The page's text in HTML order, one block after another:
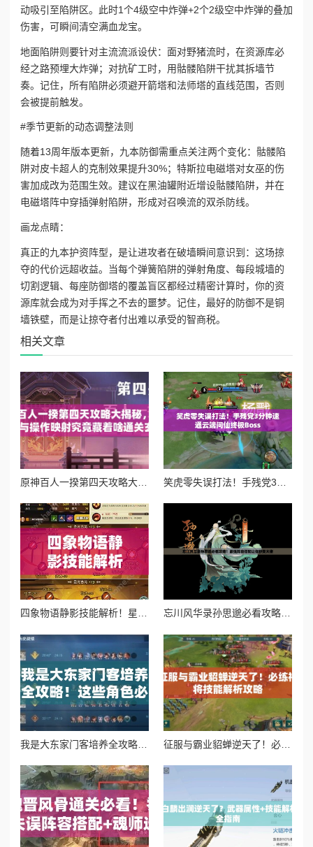
动吸引至陷阱区。此时1个4级空中炸弹+2个2级空中炸弹的叠加
伤害，可瞬间清空满血龙宝。
地面陷阱则要针对主流流派设伏：面对野猪流时，在资源库必
经之路预埋大炸弹；对抗矿工时，用骷髅陷阱干扰其拆墙节
奏。记住，所有陷阱必须避开箭塔和法师塔的直线范围，否则
会被提前触发。
#季节更新的动态调整法则
随着13周年版本更新，九本防御需重点关注两个变化：骷髅陷
阱对皮卡超人的克制效果提升30%；特斯拉电磁塔对女巫的伤
害加成改为范围生效。建议在黑油罐附近增设骷髅陷阱，并在
电磁塔阵中穿插弹射陷阱，形成对召唤流的双杀防线。
画龙点睛：
真正的九本护资阵型，是让进攻者在破墙瞬间意识到：这场掠
夺的代价远超收益。当每个弹簧陷阱的弹射角度、每段城墙的
切割逻辑、每座防御塔的覆盖盲区都经过精密计算时，你的资
源库就会成为对手挥之不去的噩梦。记住，最好的防御不是铜
墙铁壁，而是让掠夺者付出难以承受的智商税。
相关文章
四象物语静影技能解析！星徒属性逆天了？必抽阵容推荐 忘川风华录孙思邈必看攻略！最强阵容搭配让你秒变大佬
征服与霸业貂蝉逆天了！必练神将技能解析攻略